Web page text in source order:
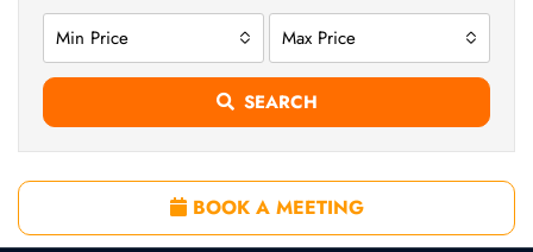
Min Price Max Price
SEARCH
BOOK A MEETING